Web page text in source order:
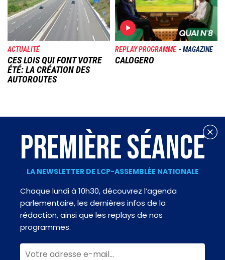
ACTUALITÉ
CES LOIS QUI FONT VOTRE
ÉTÉ: LA CRÉATION DES
AUTOROUTES
REPLAY PROGRAMME MAGAZINE
CALOGERO
PREMIÈRE SÉANCE
LA NEWSLETTER DE LCP-ASSEMBLÉE NATIONALE
Chaque lundi à 10h30, découvrez l’agenda
parlementaire, les dernières infos de la
rédaction, ainsi que les replays de nos
programmes.